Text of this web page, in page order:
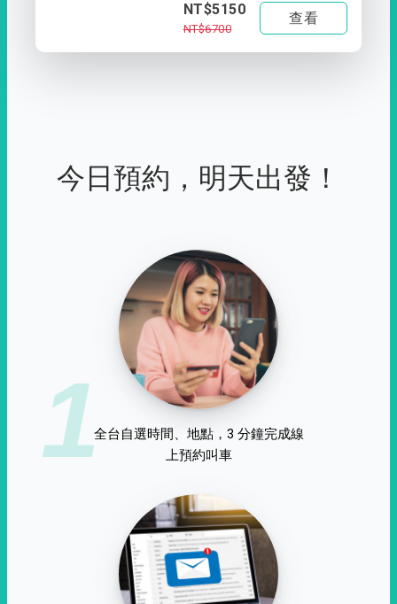
NT$5150
NT$6700
查看
今日預約，明天出發！
1全台自選時間、地點，3 分鐘完成線
上預約叫車